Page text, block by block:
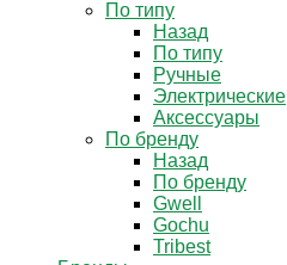
По типу
Назад
По типу
Ручные
Электрические
Аксессуары
По бренду
Назад
По бренду
Gwell
Gochu
Tribest